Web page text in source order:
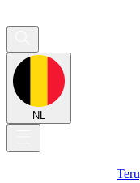
NL